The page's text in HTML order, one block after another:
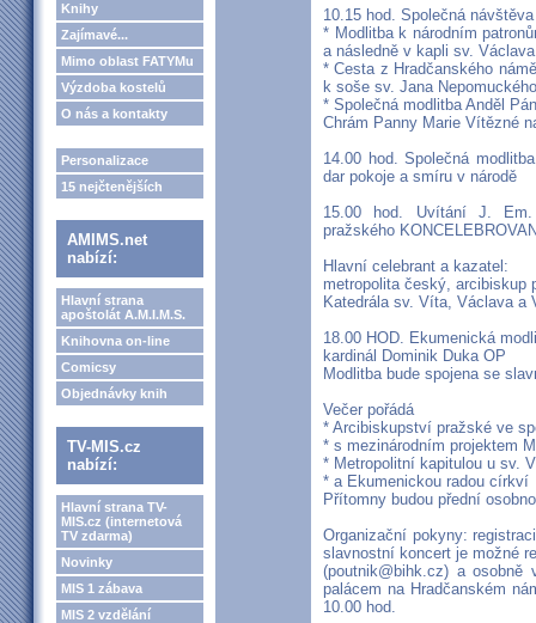
Knihy
Zajímavé...
Mimo oblast FATYMu
Výzdoba kostelů
O nás a kontakty
Personalizace
15 nejčtenějších
AMIMS.net
nabízí:
Hlavní strana
apoštolát A.M.I.M.S.
Knihovna on-line
Comicsy
Objednávky knih
TV-MIS.cz
nabízí:
Hlavní strana TV-
MIS.cz (internetová
TV zdarma)
Novinky
MIS 1 zábava
MIS 2 vzdělání
10.15 hod. Společná
* Modlitba k národním
a následně v kapli sv. Václava
* Cesta z Hradčanského
k soše sv. Jana
* Společná modlitba Anděl
Chrám Panny Marie Vítězné
14.00 hod. Společná
dar pokoje a smíru v národě
15.00 hod. Uvítání J. Em.
pražského
Hlavní celebrant a kazatel:
metropolita český, arcibiskup
Katedrála sv. Víta, Václava a
18.00 HOD. Ekumenická
kardinál Dominik Duka OP
Modlitba bude spojena se
Večer pořádá
* Arcibiskupství pražské ve
* s mezinárodním projektem
* Metropolitní kapitulou u sv.
* a Ekumenickou radou církví
Přítomny budou přední
Organizační pokyny:
slavnostní koncert je možné
(poutnik@bihk.cz) a osobně
palácem na Hradčanském
10.00 hod.